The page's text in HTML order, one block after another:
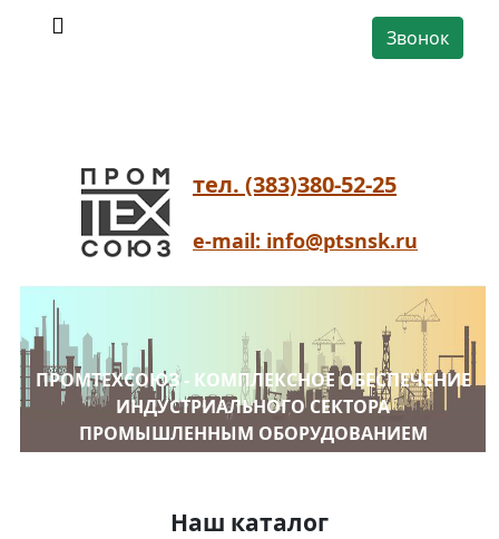
Звонок
тел. (383)380-52-25
e-mail: info@ptsnsk.ru
ПРОМТЕХСОЮЗ - КОМПЛЕКСНОЕ ОБЕСПЕЧЕНИЕ
ИНДУСТРИАЛЬНОГО СЕКТОРА
ПРОМЫШЛЕННЫМ ОБОРУДОВАНИЕМ
Наш каталог